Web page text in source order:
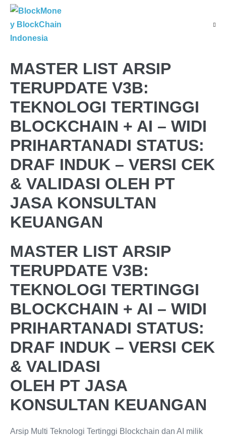
Skip
content
MASTER LIST ARSIP
TERUPDATE V3B:
TEKNOLOGI TERTINGGI
BLOCKCHAIN + AI – WIDI
PRIHARTANADI STATUS:
DRAF INDUK – VERSI CEK
& VALIDASI OLEH PT
JASA KONSULTAN
KEUANGAN
MASTER LIST ARSIP
TERUPDATE V3B:
TEKNOLOGI TERTINGGI
BLOCKCHAIN + AI – WIDI
PRIHARTANADI STATUS:
DRAF INDUK – VERSI CEK
& VALIDASI
OLEH PT JASA
KONSULTAN KEUANGAN
Arsip Multi Teknologi Tertinggi Blockchain dan AI milik